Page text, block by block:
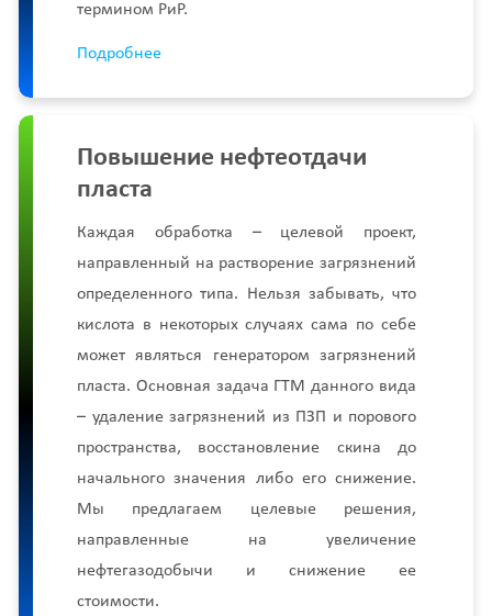
термином РиР.
Подробнее
Повышение нефтеотдачи
пласта
Каждая обработка – целевой проект,
направленный на растворение загрязнений
определенного типа. Нельзя забывать, что
кислота в некоторых случаях сама по себе
может являться генератором загрязнений
пласта. Основная задача ГТМ данного вида
– удаление загрязнений из ПЗП и порового
пространства, восстановление скина до
начального значения либо его снижение.
Мы предлагаем целевые решения,
направленные на увеличение
нефтегазодобычи и снижение ее
стоимости.